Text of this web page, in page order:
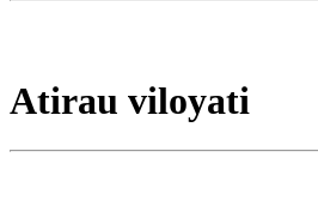
Atirau viloyati